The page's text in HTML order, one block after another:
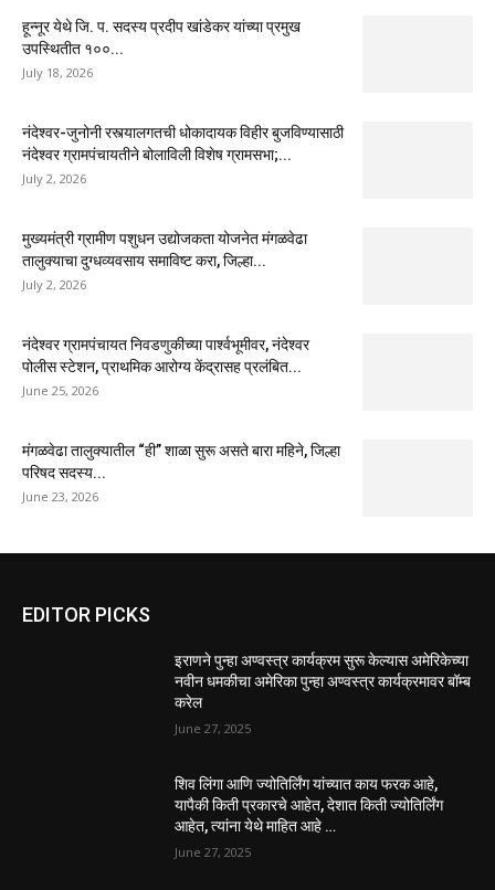
हून्नूर येथे जि. प. सदस्य प्रदीप खांडेकर यांच्या प्रमुख
उपस्थितीत १००...
July 18, 2026
नंदेश्वर-जुनोनी रस्त्यालगतची धोकादायक विहीर बुजविण्यासाठी
नंदेश्वर ग्रामपंचायतीने बोलाविली विशेष ग्रामसभा;...
July 2, 2026
मुख्यमंत्री ग्रामीण पशुधन उद्योजकता योजनेत मंगळवेढा
तालुक्याचा दुग्धव्यवसाय समाविष्ट करा, जिल्हा...
July 2, 2026
नंदेश्वर ग्रामपंचायत निवडणुकीच्या पार्श्वभूमीवर, नंदेश्वर
पोलीस स्टेशन, प्राथमिक आरोग्य केंद्रासह प्रलंबित...
June 25, 2026
मंगळवेढा तालुक्यातील “ही” शाळा सुरू असते बारा महिने, जिल्हा
परिषद सदस्य...
June 23, 2026
EDITOR PICKS
इराणने पुन्हा अण्वस्त्र कार्यक्रम सुरू केल्यास अमेरिकेच्या
नवीन धमकीचा अमेरिका पुन्हा अण्वस्त्र कार्यक्रमावर बॉम्ब
करेल
June 27, 2025
शिव लिंगा आणि ज्योतिर्लिंग यांच्यात काय फरक आहे,
यापैकी किती प्रकारचे आहेत, देशात किती ज्योतिर्लिंग
आहेत, त्यांना येथे माहित आहे …
June 27, 2025